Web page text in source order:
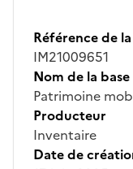
Référence de
IM21009651
Nom de la base
Patrimoine
Producteur
Inventaire
Date de